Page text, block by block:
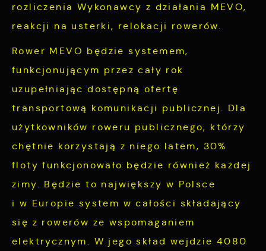
rozliczenia Wykonawcy z działania MEVO,
reakcji na usterki, relokacji rowerów.
Rower MEVO będzie systemem,
funkcjonującym przez cały rok
uzupełniając dostępną ofertę
transportową komunikacji publicznej. Dla
użytkowników roweru publicznego, którzy
chętnie korzystają z niego latem, 30%
floty funkcjonowało będzie również każdej
zimy. Będzie to największy w Polsce
i w Europie system w całości składający
się z rowerów ze wspomaganiem
elektrycznym. W jego skład wejdzie 4080